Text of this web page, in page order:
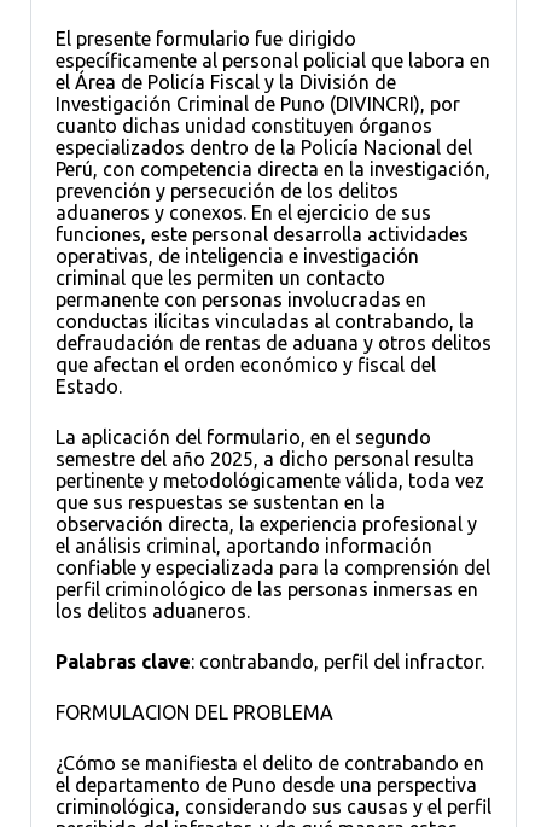
El presente formulario fue dirigido
específicamente al personal policial que labora en
el Área de Policía Fiscal y la División de
Investigación Criminal de Puno (DIVINCRI), por
cuanto dichas unidad constituyen órganos
especializados dentro de la Policía Nacional del
Perú, con competencia directa en la investigación,
prevención y persecución de los delitos
aduaneros y conexos. En el ejercicio de sus
funciones, este personal desarrolla actividades
operativas, de inteligencia e investigación
criminal que les permiten un contacto
permanente con personas involucradas en
conductas ilícitas vinculadas al contrabando, la
defraudación de rentas de aduana y otros delitos
que afectan el orden económico y fiscal del
Estado.
La aplicación del formulario, en el segundo
semestre del año 2025, a dicho personal resulta
pertinente y metodológicamente válida, toda vez
que sus respuestas se sustentan en la
observación directa, la experiencia profesional y
el análisis criminal, aportando información
confiable y especializada para la comprensión del
perfil criminológico de las personas inmersas en
los delitos aduaneros.
Palabras clave: contrabando, perfil del infractor.
FORMULACION DEL PROBLEMA
¿Cómo se manifiesta el delito de contrabando en
el departamento de Puno desde una perspectiva
criminológica, considerando sus causas y el perfil